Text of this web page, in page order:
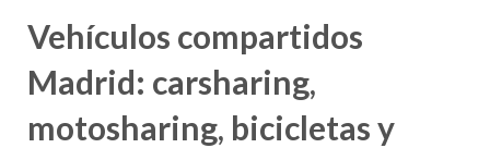
Vehículos compartidos
Madrid: carsharing,
motosharing, bicicletas y